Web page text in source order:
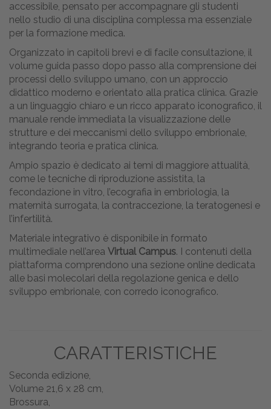
accessibile, pensato per accompagnare gli studenti
nello studio di una disciplina complessa ma essenziale
per la formazione medica.
Organizzato in capitoli brevi e di facile consultazione, il
volume guida passo dopo passo alla comprensione dei
processi dello sviluppo umano, con un approccio
didattico moderno e orientato alla pratica clinica. Grazie
a un linguaggio chiaro e un ricco apparato iconografico, il
manuale rende immediata la visualizzazione delle
strutture e dei meccanismi dello sviluppo embrionale,
integrando teoria e pratica clinica.
Ampio spazio è dedicato ai temi di maggiore attualità,
come le tecniche di riproduzione assistita, la
fecondazione in vitro, l’ecografia in embriologia, la
maternità surrogata, la contraccezione, la teratogenesi e
l’infertilità.
Materiale integrativo è disponibile in formato
multimediale nell’area Virtual Campus. I contenuti della
piattaforma comprendono una sezione online dedicata
alle basi molecolari della regolazione genica e dello
sviluppo embrionale, con corredo iconografico.
CARATTERISTICHE
Seconda edizione,
Volume 21,6 x 28 cm,
Brossura,